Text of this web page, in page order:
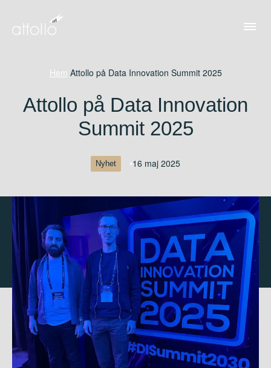
Hem Attollo på Data Innovation Summit 2025
Attollo på Data Innovation
Summit 2025
Nyhet 16 maj 2025